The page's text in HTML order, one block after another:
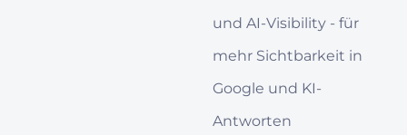
und AI‑Visibility - für
mehr Sichtbarkeit in
Google und KI-
Antworten